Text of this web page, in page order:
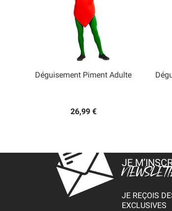
Déguisement Piment Adulte
26,99 €
JE
JE REÇOIS
EXCLUSIVES